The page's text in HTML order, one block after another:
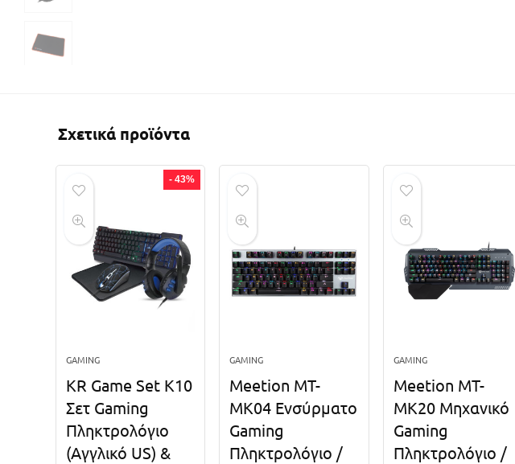
Σχετικά προϊόντα
- 43%
GAMING
KR Game Set K10
Σετ Gaming
Πληκτρολόγιο
(Αγγλικό US) &
GAMING
Meetion MT-
MK04 Ενσύρματο
Gaming
Πληκτρολόγιο /
GAMING
Meetion MT-
MK20 Μηχανικό
Gaming
Πληκτρολόγιο /